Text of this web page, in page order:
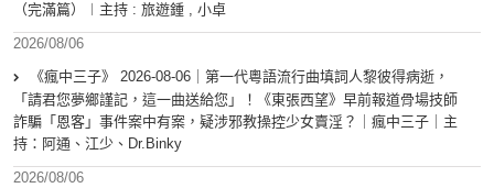
（完滿篇）︱主持 : 旅遊鍾 , 小卓
2026/08/06
《瘋中三子》 2026-08-06｜第一代粵語流行曲填詞人黎彼得病逝，
「請君您夢鄉謹記，這一曲送給您」！《東張西望》早前報道骨場技師
詐騙「恩客」事件案中有案，疑涉邪教操控少女賣淫？｜瘋中三子｜主
持：阿通、江少、Dr.Binky
2026/08/06